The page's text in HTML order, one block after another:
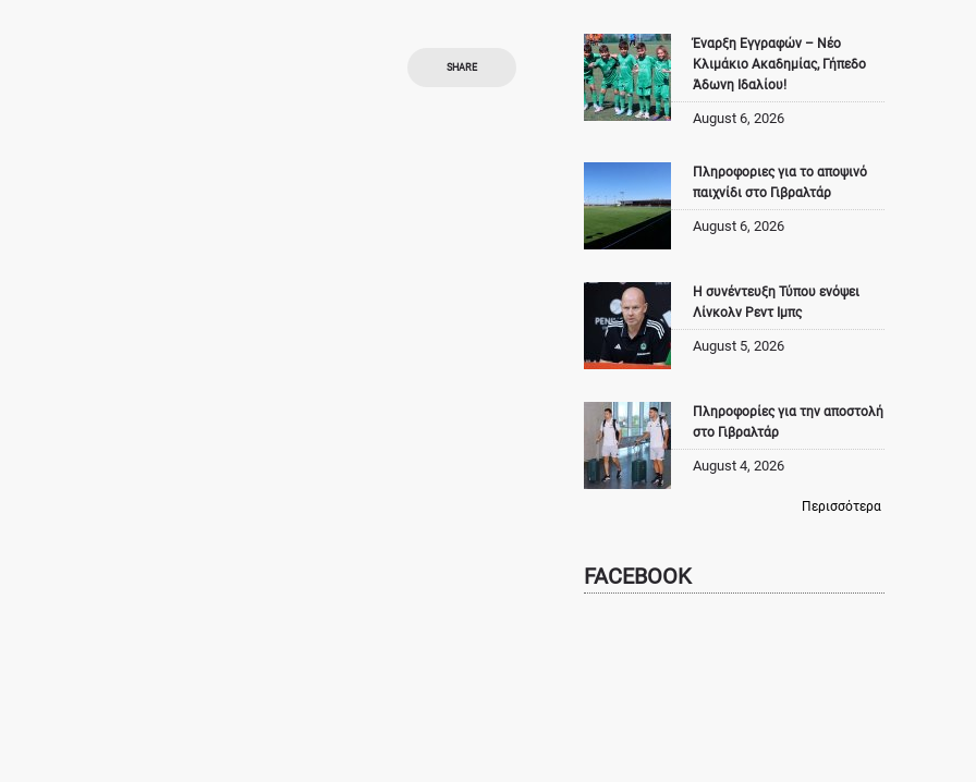
SHARE
Έναρξη Εγγραφών – Νέο
Κλιμάκιο Ακαδημίας, Γήπεδο
Άδωνη Ιδαλίου!
August 6, 2026
Πληροφοριες για το αποψινό
παιχνίδι στο Γιβραλτάρ
August 6, 2026
Η συνέντευξη Τύπου ενόψει
Λίνκολν Ρεντ Ιμπς
August 5, 2026
Πληροφορίες για την αποστολή
στο Γιβραλτάρ
August 4, 2026
Περισσότερα
FACEBOOK